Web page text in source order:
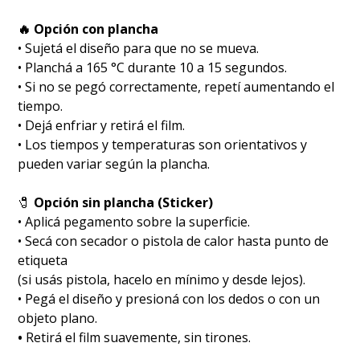
🔥 Opción con plancha
• Sujetá el diseño para que no se mueva.
• Planchá a 165 °C durante 10 a 15 segundos.
• Si no se pegó correctamente, repetí aumentando el
tiempo.
• Dejá enfriar y retirá el film.
• Los tiempos y temperaturas son orientativos y
pueden variar según la plancha.
🧷 Opción sin plancha (Sticker)
• Aplicá pegamento sobre la superficie.
• Secá con secador o pistola de calor hasta punto de
etiqueta
(si usás pistola, hacelo en mínimo y desde lejos).
• Pegá el diseño y presioná con los dedos o con un
objeto plano.
• Retirá el film suavemente, sin tirones.